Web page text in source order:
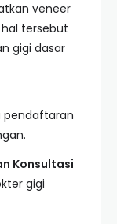
veneer
tersebut
gigi dasar
pendaftaran
Konsultasi
gigi